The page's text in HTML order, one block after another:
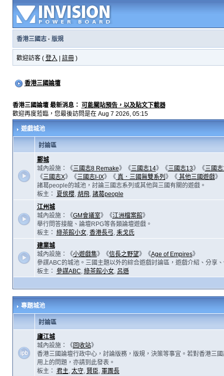
香港三國志· 版規
歡迎訪客 ( 登入 註冊)
香港三國論壇
香港三國論壇 最新消息： 可能關站預告，以及貼文下載器
歡迎再度蒞臨，您最後訪問是在 Aug 7 2026, 05:15
遊戲城池
討論區
鄴城
城內設施：《三國志8 Remake》《三國志14》《三國志13》《三國
《三國志X》《三國志I-IX》《真．三國無雙系列 》《其他三國遊戲》
諸葛people的城池，討論三國志系列或其他與三國有關的遊戲。
板主：
夏侯櫻, 胡飛, 諸葛people
江州城
城內設施：《GM會議室》《江洲檔案館》
舉行問答接龍、論壇RPG等各類論壇遊戲。
板主： 綠茶館小女, 香港長弓, 耒戈氏
建業城
城內設施：《小遊戲集》《信長之野望》《Age of Empires》
參謀ABC的城池。三國主題以外的綜合遊戲討論區，遊戲介紹、分享
板主： 參謀ABC, 綠茶館小女, 呂遜
專題城池
討論區
廬江城
城內設施：《回收站》
香港三國論壇行政中心，討論版務，版規，決策等事宜。若對香港三
用上的問題，亦請到此發表。
板主： 君主, 太守, 賢臣, 軍團長